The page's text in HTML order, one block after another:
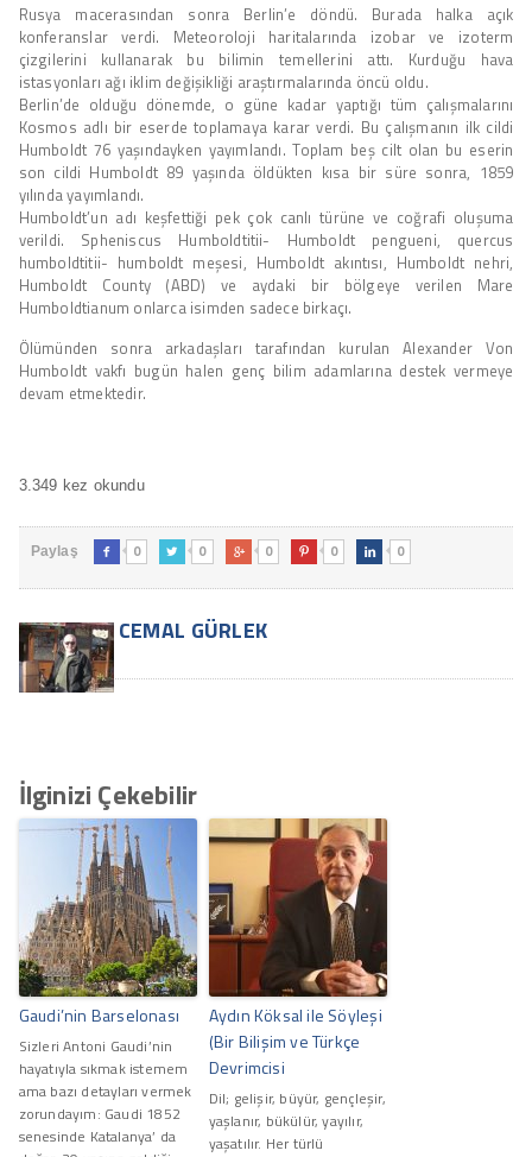
Rusya macerasından sonra Berlin’e döndü. Burada halka açık
konferanslar verdi. Meteoroloji haritalarında izobar ve izoterm
çizgilerini kullanarak bu bilimin temellerini attı. Kurduğu hava
istasyonları ağı iklim değişikliği araştırmalarında öncü oldu.
Berlin’de olduğu dönemde, o güne kadar yaptığı tüm çalışmalarını
Kosmos adlı bir eserde toplamaya karar verdi. Bu çalışmanın ilk cildi
Humboldt 76 yaşındayken yayımlandı. Toplam beş cilt olan bu eserin
son cildi Humboldt 89 yaşında öldükten kısa bir süre sonra, 1859
yılında yayımlandı.
Humboldt’un adı keşfettiği pek çok canlı türüne ve coğrafi oluşuma
verildi. Spheniscus Humboldtitii- Humboldt pengueni, quercus
humboldtitii- humboldt meşesi, Humboldt akıntısı, Humboldt nehri,
Humboldt County (ABD) ve aydaki bir bölgeye verilen Mare
Humboldtianum onlarca isimden sadece birkaçı.
Ölümünden sonra arkadaşları tarafından kurulan Alexander Von
Humboldt vakfı bugün halen genç bilim adamlarına destek vermeye
devam etmektedir.
3.349 kez okundu
Paylaş  0  0  0  0  0
CEMAL GÜRLEK
İlginizi Çekebilir
Gaudi’nin Barselonası
Sizleri Antoni Gaudi’nin
hayatıyla sıkmak istemem
ama bazı detayları vermek
zorundayım: Gaudi 1852
senesinde Katalanya’ da
Aydın Köksal ile Söyleşi
(Bir Bilişim ve Türkçe
Devrimcisi
Dil; gelişir, büyür, gençleşir,
yaşlanır, bükülür, yayılır,
yaşatılır. Her türlü